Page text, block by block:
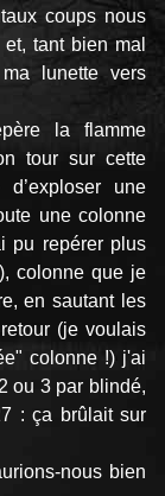
coups nous
tant bien mal
lunette vers
la flamme
tour sur cette
une
une colonne
pu repérer plus
colonne que je
en sautant les
(je voulais
colonne !) j'ai
ou 3 par blindé,
: ça brûlait sur
nous bien